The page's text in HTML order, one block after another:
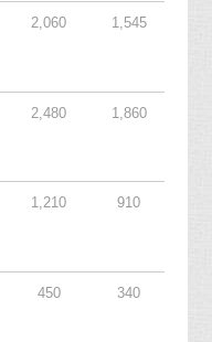
2,060 1,545
2,480 1,860
1,210 910
450 340